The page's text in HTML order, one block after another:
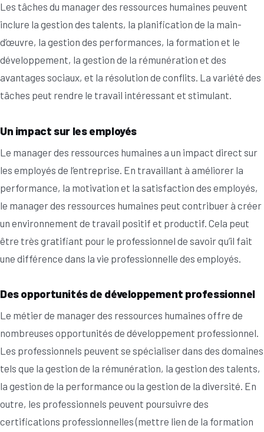
Les tâches du manager des ressources humaines peuvent
inclure la gestion des talents, la planification de la main-
d’œuvre, la gestion des performances, la formation et le
développement, la gestion de la rémunération et des
avantages sociaux, et la résolution de conflits. La variété des
tâches peut rendre le travail intéressant et stimulant.
Un impact sur les employés
Le manager des ressources humaines a un impact direct sur
les employés de l’entreprise. En travaillant à améliorer la
performance, la motivation et la satisfaction des employés,
le manager des ressources humaines peut contribuer à créer
un environnement de travail positif et productif. Cela peut
être très gratifiant pour le professionnel de savoir qu’il fait
une différence dans la vie professionnelle des employés.
Des opportunités de développement professionnel
Le métier de manager des ressources humaines offre de
nombreuses opportunités de développement professionnel.
Les professionnels peuvent se spécialiser dans des domaines
tels que la gestion de la rémunération, la gestion des talents,
la gestion de la performance ou la gestion de la diversité. En
outre, les professionnels peuvent poursuivre des
certifications professionnelles (mettre lien de la formation